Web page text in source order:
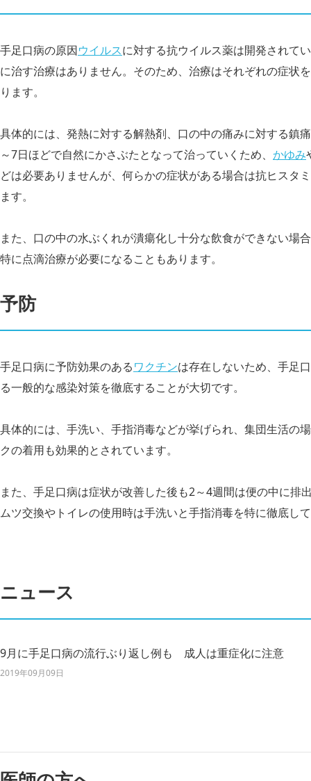
手足口病の原因ウイルスに対する抗ウイルス薬は開発されて
に治す治療はありません。そのため、治療はそれぞれの症状
ります。
具体的には、発熱に対する解熱剤、口の中の痛みに対する鎮
～7日ほどで自然にかさぶたとなって治っていくため、 かゆみ
どは必要ありませんが、何らかの症状がある場合は抗ヒスタ
ます。
また、口の中の水ぶくれが潰瘍化し十分な飲食ができない場
特に点滴治療が必要になることもあります。
予防
手足口病に予防効果のあるワクチンは存在しないため、手足
る一般的な感染対策を徹底することが大切です。
具体的には、手洗い、手指消毒などが挙げられ、集団生活の
クの着用も効果的とされています。
また、手足口病は症状が改善した後も2～4週間は便の中に排
ムツ交換やトイレの使用時は手洗いと手指消毒を特に徹底し
ニュース
9月に手足口病の流行ぶり返し例も 成人は重症化に注意
2019年09月09日